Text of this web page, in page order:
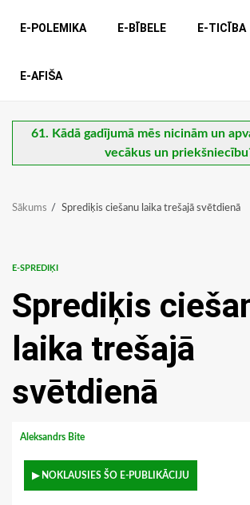
E-POLEMIKA E-BĪBELE E-TICĪBA
E-AFIŠA
61. Kādā gadījumā mēs nicinām un
vecākus un
Sākums Sprediķis ciešanu laika trešajā svētdienā
E-SPREDIĶI
Sprediķis
laika trešajā
svētdienā
Aleksandrs Bite
▶ NOKLAUSIES ŠO E-PUBLIKĀCIJU